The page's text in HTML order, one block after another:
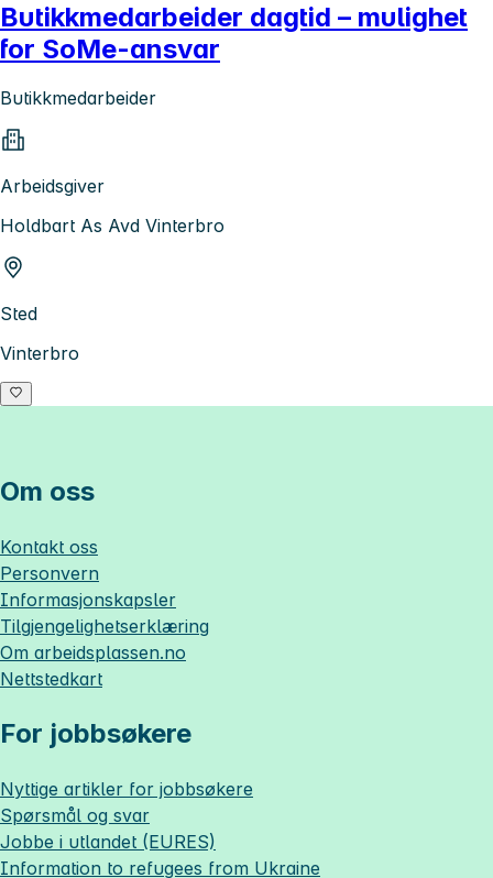
Butikkmedarbeider dagtid – mulighet
for SoMe-ansvar
Butikkmedarbeider
Arbeidsgiver
Holdbart As Avd Vinterbro
Sted
Vinterbro
Om oss
Kontakt oss
Personvern
Informasjonskapsler
Tilgjengelighetserklæring
Om arbeidsplassen.no
Nettstedkart
For jobbsøkere
Nyttige artikler for jobbsøkere
Spørsmål og svar
Jobbe i utlandet (EURES)
Information to refugees from Ukraine